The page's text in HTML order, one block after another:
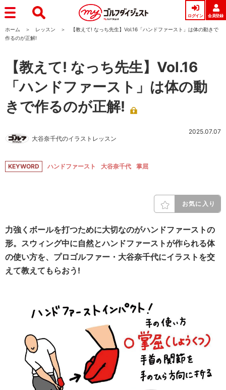
ログイン 会員登録
ホーム レッスン
【教えて! なっち先生】Vol.16「ハンドファースト」は体の動きで
作るのが正解!
【教えて! なっち先生】Vol.16
「ハンドファースト」は体の動
きで作るのが正解!
大谷奈千代のイラストレッスン
2025.07.07
KEYWORD ハンドファースト 大谷奈千代 掌屈
お気に入り
力強くボールを打つために大切なのがハンドファーストの
形。スウィング中に自然とハンドファーストが作られる体
の使い方を、プロゴルファー・大谷奈千代にイラストを交
えて教えてもらおう!